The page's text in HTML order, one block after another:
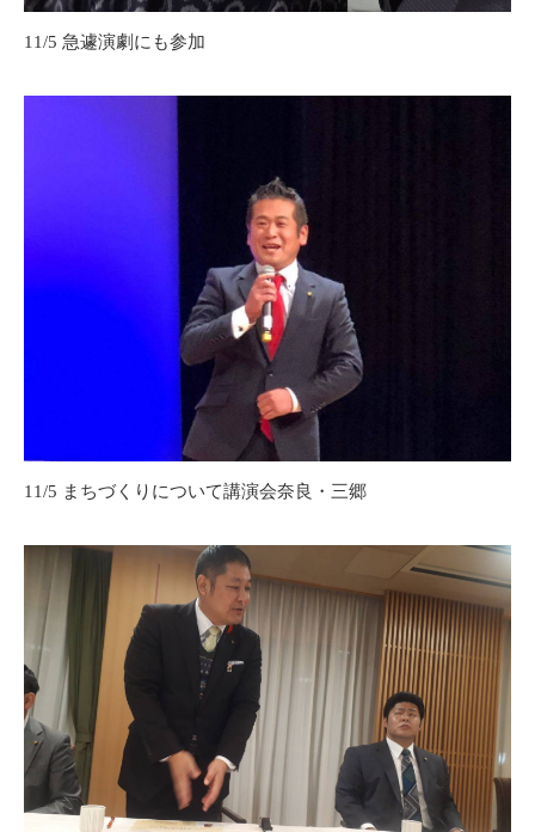
11/5 急遽演劇にも参加
11/5 まちづくりについて講演会奈良・三郷